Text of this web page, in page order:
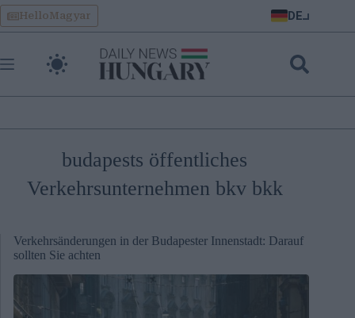
Skip
to
content
HelloMagyar DE
budapests öffentliches
Verkehrsunternehmen bkv bkk
Verkehrsänderungen in der Budapester Innenstadt: Darauf
sollten Sie achten